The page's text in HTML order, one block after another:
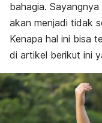
bahagia.
akan menjadi tidak
Kenapa hal ini bisa
di artikel berikut ini